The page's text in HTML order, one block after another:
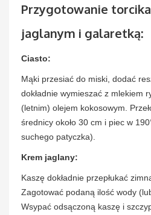
Przygotowanie
jaglanym i galaretką:
Ciasto:
Mąki przesiać do miski, dodać
dokładnie wymieszać z mlekiem
(letnim) olejem kokosowym.
średnicy około 30 cm i piec w
suchego patyczka).
Krem jaglany:
Kaszę dokładnie przepłukać
Zagotować podaną ilość wody
Wsypać odsączoną kaszę i